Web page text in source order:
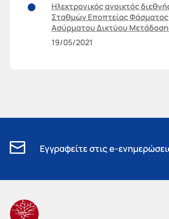
Ηλεκτρονικός ανοικτός
Σταθμών Εποπτείας
Ασύρματου Δικτύου
19/05/2021
Εγγραφείτε στις e-